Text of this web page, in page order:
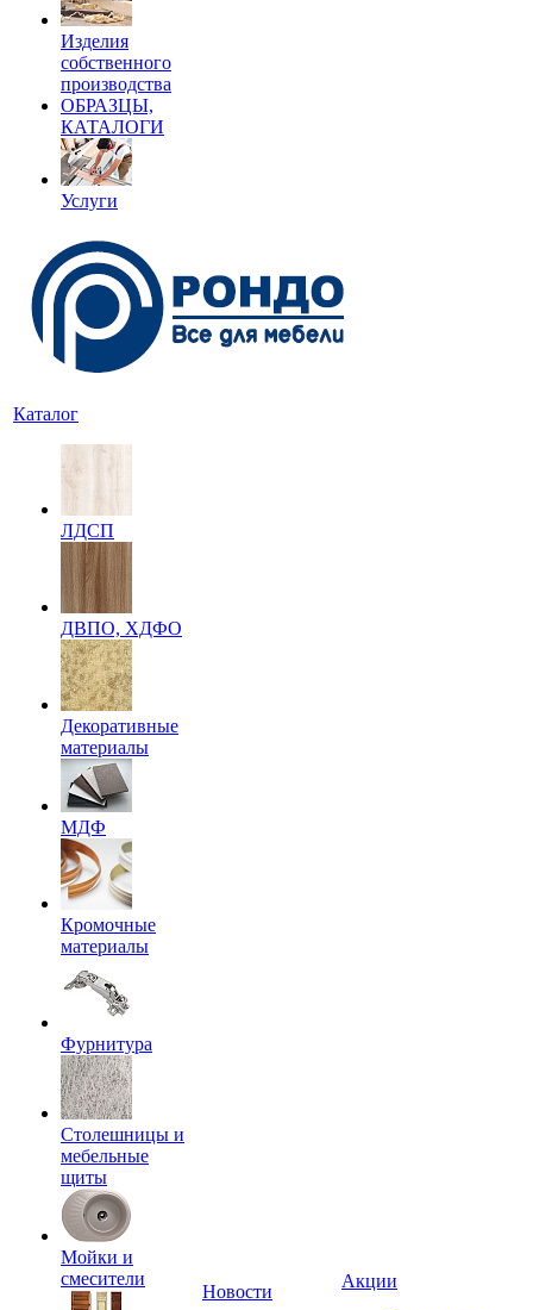
Изделия
собственного
производства
ОБРАЗЦЫ,
КАТАЛОГИ
Услуги
Каталог
ЛДСП
ДВПО, ХДФО
Декоративные
материалы
МДФ
Кромочные
материалы
Фурнитура
Столешницы и
мебельные
щиты
Мойки и
смесители
Новости
Акции